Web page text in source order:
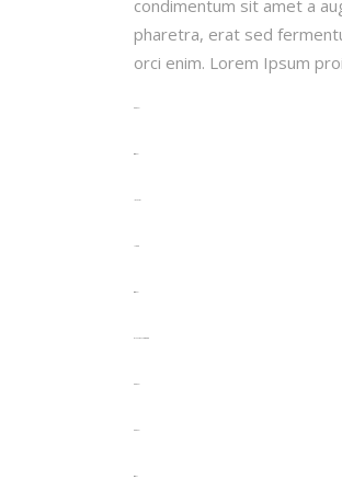
condimentum sit amet a
pharetra, erat sed
orci enim. Lorem Ipsum